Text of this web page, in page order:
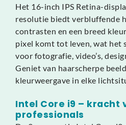
Het 16-inch IPS Retina-
resolutie biedt verbluffende
contrasten en een breed
pixel komt tot leven, wat het
voor fotografie, video’s,
Geniet van haarscherpe
kleurweergave in elke
Intel Core i9 – kracht
professionals